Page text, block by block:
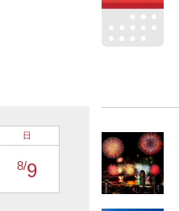
日
8/9